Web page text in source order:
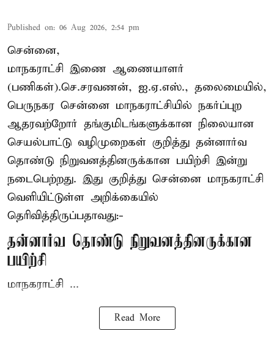
Published on: 06 Aug 2026, 2:54 pm
சென்னை,
மாநகராட்சி இணை ஆணையாளர்
(பணிகள்).செ.சரவணன், ஐ.ஏ.எஸ்., தலைமையில்,
பெருநகர சென்னை மாநகராட்சியில் நகர்ப்புற
ஆதரவற்றோர் தங்குமிடங்களுக்கான நிலையான
செயல்பாட்டு வழிமுறைகள் குறித்து தன்னார்வ
தொண்டு நிறுவனத்தினருக்கான பயிற்சி இன்று
நடைபெற்றது. இது குறித்து சென்னை மாநகராட்சி
வெளியிட்டுள்ள அறிக்கையில்
தெரிவித்திருப்பதாவது:-
தன்னார்வ தொண்டு நிறுவனத்தினருக்கான
பயிற்சி
மாநகராட்சி ...
Read More